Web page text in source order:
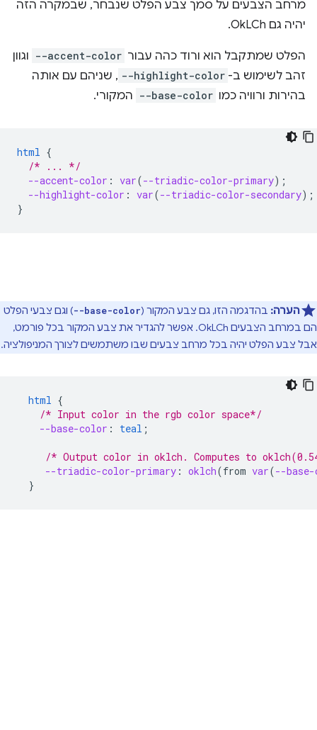
מרחב הצבעים על סמך צבע הפלט שנבחר, שבמקרה הזה
יהיה גם OkLCh.
הפלט שמתקבל הוא ורוד כהה עבור --accent-color וגוון
זהב לשימוש ב- --highlight-color , שניהם עם אותה
בהירות ורוויה כמו --base-color המקורי.
html {
/* ... */
--accent-color : var(--triadic-color-primary);
--highlight-color : var(--triadic-color-secondary);
}
הערה: בהדגמה הזו, גם צבע המקור (--base-color) וגם צבעי הפלט
הם במרחב הצבעים OkLCh. אפשר להגדיר את צבע המקור בכל פורמט,
אבל צבע הפלט יהיה בכל מרחב צבעים שבו משתמשים לצורך המניפולציה.
html {
/* Input color in the rgb color space*/
--base-color : teal ;
/* Output color in oklch. Computes to
--triadic-color-primary : oklch(from var(--
}